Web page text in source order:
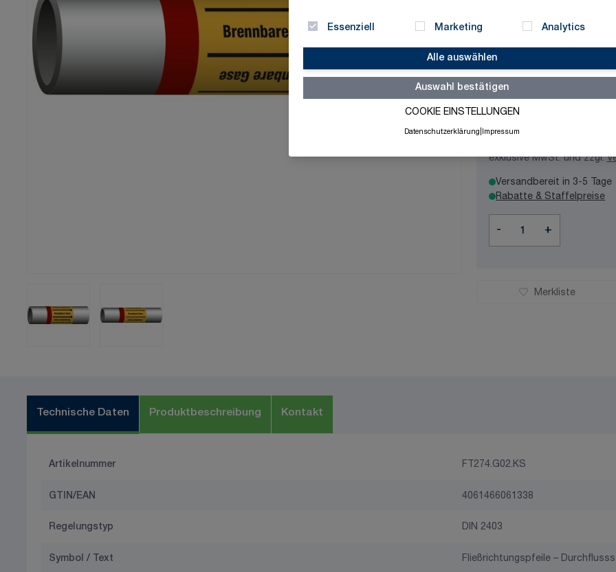
Essenziell Marketing Analytics
Alle auswählen
Auswahl bestätigen
COOKIE EINSTELLUNGEN
Datenschutzerklärung Impressum
130,08 €
exklusive MwSt. und zzgl.
Versandbereit in 3-5 Tage
Rabatte & Staffelpreise
- +
Merkliste
Technische Daten Produktbeschreibung Kontakt
Artikelnummer FT274.G02.KS
GTIN/EAN 4061466061338
Regelungstyp DIN 2403
Symbol / Text Fließrichtungspfeile –